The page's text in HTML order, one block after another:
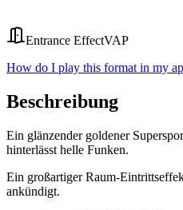
Entrance EffectVAP
How do I play this format in my
Beschreibung
Ein glänzender goldener
hinterlässt helle Funken.
Ein großartiger Raum-
ankündigt.